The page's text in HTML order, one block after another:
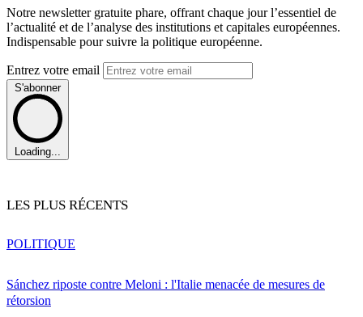
Notre newsletter gratuite phare, offrant chaque jour l’essentiel de
l’actualité et de l’analyse des institutions et capitales européennes.
Indispensable pour suivre la politique européenne.
Entrez votre email
S'abonner
Loading...
LES PLUS RÉCENTS
Sánchez riposte contre Meloni : l'Italie menacée de mesures de
rétorsion
POLITIQUE